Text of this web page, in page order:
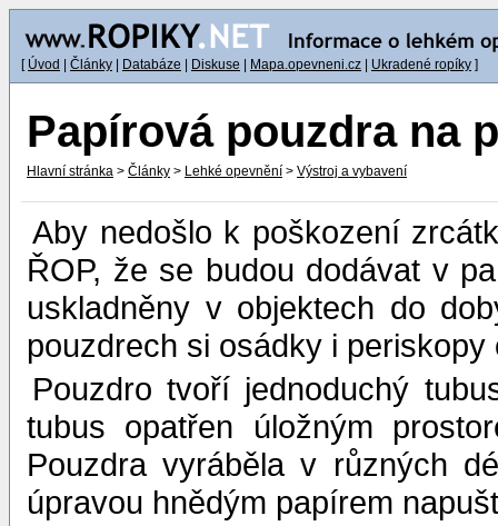
[ Úvod Články Databáze Diskuse Mapa.opevneni.cz Ukradené ropíky ]
Papírová pouzdra na
Hlavní stránka > Články > Lehké opevnění > Výstroj a vybavení
Aby nedošlo k poškození
ŘOP, že se budou dodávat v
uskladněny v objektech do
pouzdrech si osádky i
Pouzdro tvoří jednoduchý
tubus opatřen úložným
Pouzdra vyráběla v různých
úpravou hnědým papírem